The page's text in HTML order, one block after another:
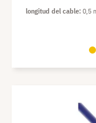
longitud del cable 0,5